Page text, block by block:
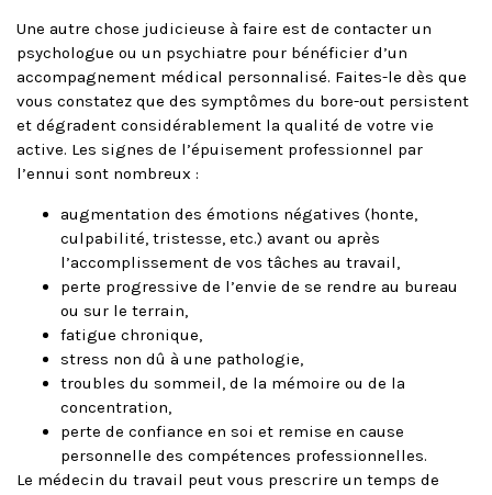
Une autre chose judicieuse à faire est de contacter un
psychologue ou un psychiatre pour bénéficier d’un
accompagnement médical personnalisé. Faites-le dès que
vous constatez que des symptômes du bore-out persistent
et dégradent considérablement la qualité de votre vie
active. Les signes de l’épuisement professionnel par
l’ennui sont nombreux :
augmentation des émotions négatives (honte,
culpabilité, tristesse, etc.) avant ou après
l’accomplissement de vos tâches au travail,
perte progressive de l’envie de se rendre au bureau
ou sur le terrain,
fatigue chronique,
stress non dû à une pathologie,
troubles du sommeil, de la mémoire ou de la
concentration,
perte de confiance en soi et remise en cause
personnelle des compétences professionnelles.
Le médecin du travail peut vous prescrire un temps de